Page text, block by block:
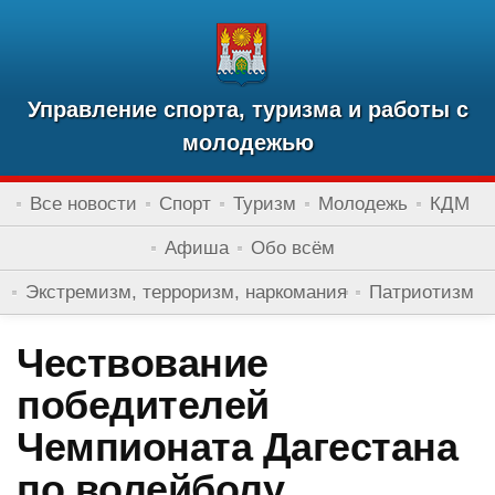
Управление спорта, туризма и работы с
молодежью
Все новости Спорт Туризм Молодежь КДМ
Афиша Обо всём
Экстремизм, терроризм, наркомания Патриотизм
Чествование
победителей
Чемпионата Дагестана